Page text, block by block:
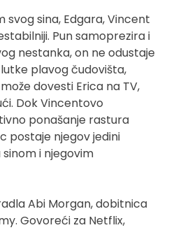
svog sina, Edgara, Vincent
Pun samoprezira i
nestanka, on ne odustaje
plavog čudovišta,
dovesti Erica na TV,
Dok Vincentovo
ponašanje rastura
postaje njegov jedini
i njegovim
Abi Morgan, dobitnica
Govoreći za Netflix,